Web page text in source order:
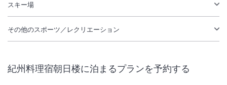
スキー場
その他のスポーツ／レクリエーション
紀州料理宿朝日楼に泊まるプランを予約する